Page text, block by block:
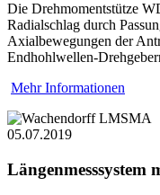
Die Drehmomentstütze
Radialschlag durch
Axialbewegungen der
Endhohlwellen-
Mehr Informationen
05.07.2019